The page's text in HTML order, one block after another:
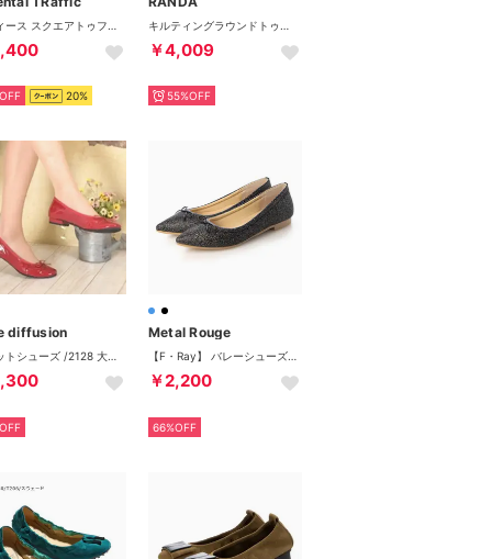
20%
￥4,009
55%OFF
diffusion Metal Rouge
￥2,200
66%OFF